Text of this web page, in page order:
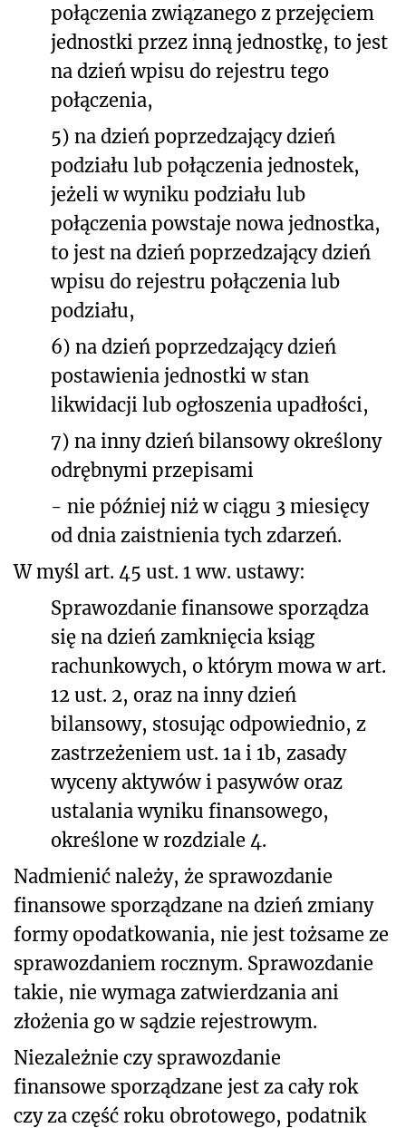
połączenia związanego z przejęciem
jednostki przez inną jednostkę, to jest
na dzień wpisu do rejestru tego
połączenia,
5) na dzień poprzedzający dzień
podziału lub połączenia jednostek,
jeżeli w wyniku podziału lub
połączenia powstaje nowa jednostka,
to jest na dzień poprzedzający dzień
wpisu do rejestru połączenia lub
podziału,
6) na dzień poprzedzający dzień
postawienia jednostki w stan
likwidacji lub ogłoszenia upadłości,
7) na inny dzień bilansowy określony
odrębnymi przepisami
- nie później niż w ciągu 3 miesięcy
od dnia zaistnienia tych zdarzeń.
W myśl art. 45 ust. 1 ww. ustawy:
Sprawozdanie finansowe sporządza
się na dzień zamknięcia ksiąg
rachunkowych, o którym mowa w art.
12 ust. 2, oraz na inny dzień
bilansowy, stosując odpowiednio, z
zastrzeżeniem ust. 1a i 1b, zasady
wyceny aktywów i pasywów oraz
ustalania wyniku finansowego,
określone w rozdziale 4.
Nadmienić należy, że sprawozdanie
finansowe sporządzane na dzień zmiany
formy opodatkowania, nie jest tożsame ze
sprawozdaniem rocznym. Sprawozdanie
takie, nie wymaga zatwierdzania ani
złożenia go w sądzie rejestrowym.
Niezależnie czy sprawozdanie
finansowe sporządzane jest za cały rok
czy za część roku obrotowego, podatnik